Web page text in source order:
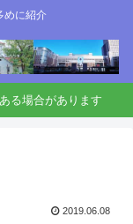
めに紹介
る場合があります
2019.06.08